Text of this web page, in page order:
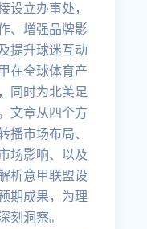
设立办事处，
、增强品牌影
提升球迷互动
在全球体育产
同时为北美足
文章从四个方
播市场布局、
场影响、以及
析意甲联盟设
期成果，为理
刻洞察。